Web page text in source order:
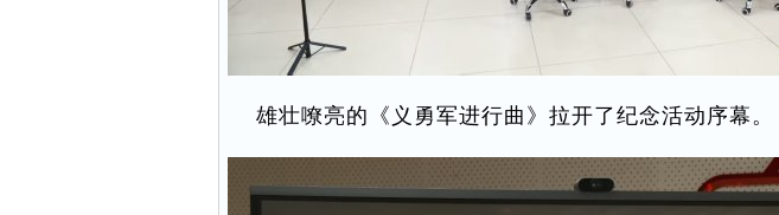
雄壮嘹亮的《义勇军进行曲》拉开了纪念活动序幕。